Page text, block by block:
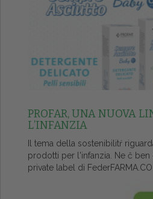
PROFAR, UNA NUOVA
L’INFANZIA
Il tema della sostenibilitŕ
prodotti per l'infanzia. Ne č ben
private label di FederFARMA.CO